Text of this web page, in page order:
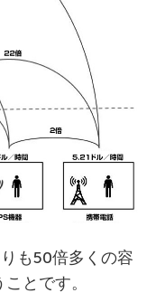
も50倍多くの容
とです。